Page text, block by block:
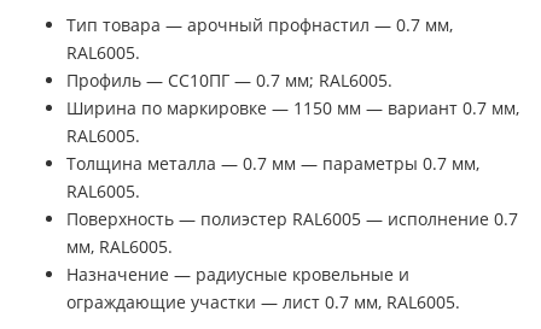
Тип товара — арочный профнастил — 0.7 мм,
RAL6005.
Профиль — СС10ПГ — 0.7 мм; RAL6005.
Ширина по маркировке — 1150 мм — вариант 0.7 мм,
RAL6005.
Толщина металла — 0.7 мм — параметры 0.7 мм,
RAL6005.
Поверхность — полиэстер RAL6005 — исполнение 0.7
мм, RAL6005.
Назначение — радиусные кровельные и
ограждающие участки — лист 0.7 мм, RAL6005.